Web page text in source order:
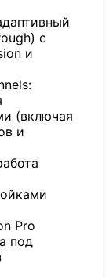
с
и
(включая
и
Pro
под